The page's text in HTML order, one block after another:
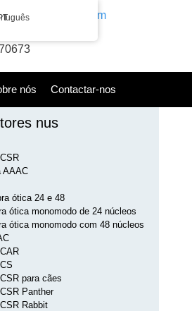
nós Contactar-nos
nus
AAAC
ótica 24 e 48
ótica monomodo de 24 núcleos
ótica monomodo com 48 núcleos
para cães
Panther
Rabbit